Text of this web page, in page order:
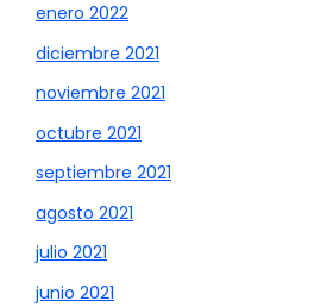
enero 2022
diciembre 2021
noviembre 2021
octubre 2021
septiembre 2021
agosto 2021
julio 2021
junio 2021